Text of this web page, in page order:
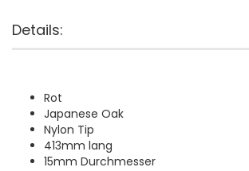
Details:
Rot
Japanese Oak
Nylon Tip
413mm lang
15mm Durchmesser